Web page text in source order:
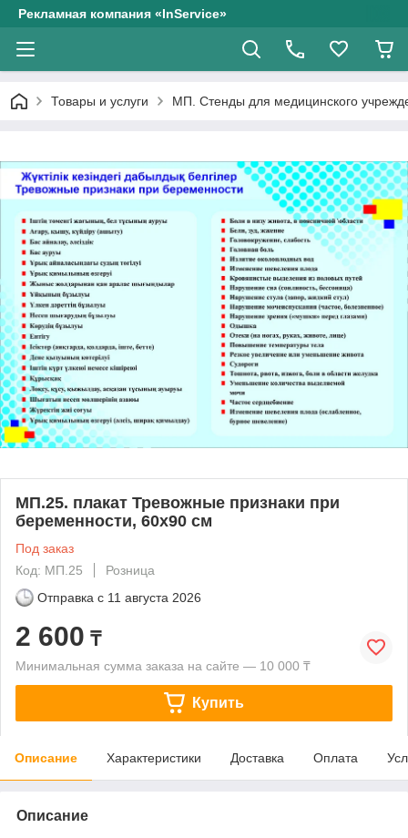
Рекламная компания «InService»
Товары и услуги МП. Стенды для медицинского
МП.25. плакат Тревожные признаки при
беременности, 60х90 см
Под заказ
Код: МП.25
Розница
Отправка с 11 августа 2026
2 600 ₸
Минимальная сумма заказа на сайте — 10 000 ₸
Купить
Описание Характеристики Доставка Оплата
Описание